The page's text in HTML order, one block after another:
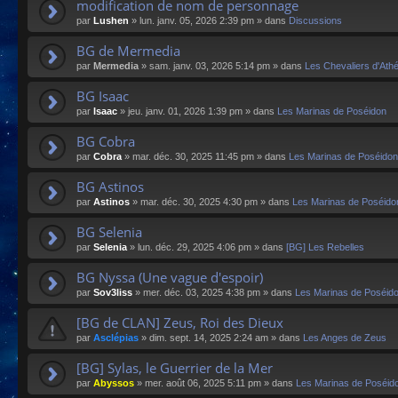
modification de nom de personnage
par Lushen » lun. janv. 05, 2026 2:39 pm » dans Discussions
BG de Mermedia
par Mermedia » sam. janv. 03, 2026 5:14 pm » dans Les Chevaliers
BG Isaac
par Isaac » jeu. janv. 01, 2026 1:39 pm » dans Les Marinas de Poséidon
BG Cobra
par Cobra» mar. déc. 30, 2025 11:45 pm » dans Les Marinas de Poséidon
BG Astinos
par Astinos » mar. déc. 30, 2025 4:30 pm » dans Les Marinas de
BG Selenia
par Selenia» lun. déc. 29, 2025 4:06 pm » dans [BG] Les Rebelles
BG Nyssa (Une vague d'espoir)
par Sov3liss » mer. déc. 03, 2025 4:38 pm » dans Les Marinas de
[BG de CLAN] Zeus, Roi des Dieux
par Asclépias » dim. sept. 14, 2025 2:24 am » dans Les Anges de Zeus
[BG] Sylas, le Guerrier de la Mer
par Abyssos » mer. août 06, 2025 5:11 pm » dans Les Marinas de